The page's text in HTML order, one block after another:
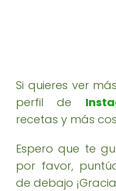
Si quieres ver
perfil de
recetas y más
Espero que te
por favor,
de debajo